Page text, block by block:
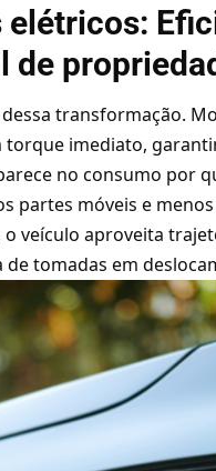
transformação.
imediato,
no consumo por
partes móveis e
veículo aproveita
tomadas em